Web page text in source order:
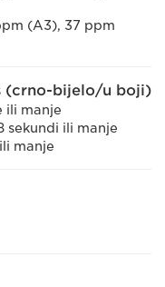
(A3), 37 ppm
(crno-bijelo/u boji)
ili manje
sekundi ili manje
manje